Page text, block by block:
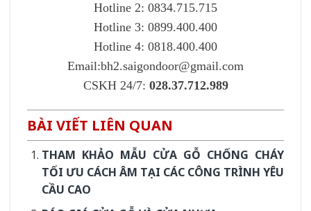
Hotline 2: 0834.715.715
Hotline 3: 0899.400.400
Hotline 4: 0818.400.400
Email:bh2.saigondoor@gmail.com
CSKH 24/7: 028.37.712.989
BÀI VIẾT LIÊN QUAN
THAM KHẢO MẪU CỬA GỖ CHỐNG CHÁY
TỐI ƯU CÁCH ÂM TẠI CÁC CÔNG TRÌNH YÊU
CẦU CAO